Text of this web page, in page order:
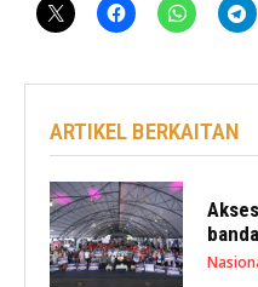
ARTIKEL BERKAITAN